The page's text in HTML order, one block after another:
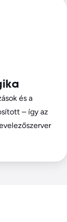
és a
– így az